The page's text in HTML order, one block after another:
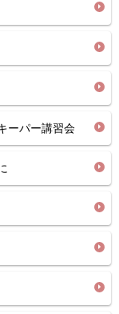
ーパー講習会